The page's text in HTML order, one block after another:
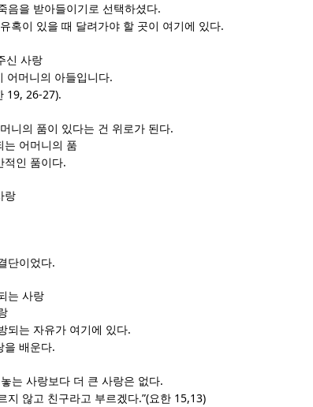
음을 받아들이기로 선택하셨다.
혹이 있을 때 달려가야 할 곳이 여기에 있다.
신 사랑
어머니의 아들입니다.
19, 26-27).
니의 품이 있다는 건 위로가 된다.
는 어머니의 품
적인 품이다.
랑
단이었다.
는 사랑
되는 자유가 여기에 있다.
을 배운다.
는 사랑보다 더 큰 사랑은 없다.
지 않고 친구라고 부르겠다.”(요한 15,13)